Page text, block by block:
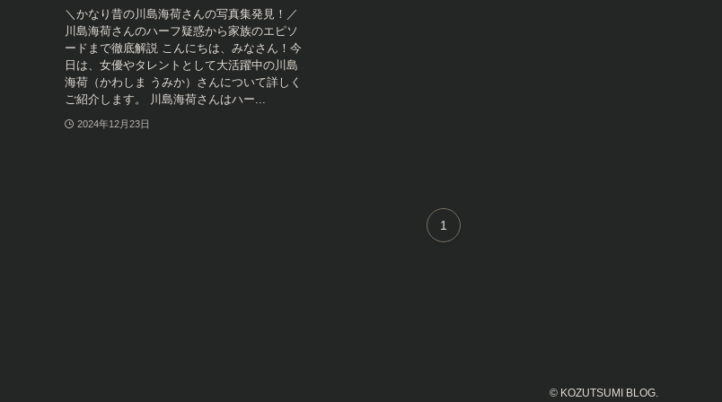
＼かなり昔の川島海荷さんの写真集発見！／
川島海荷さんのハーフ疑惑から家族のエピソ
ードまで徹底解説 こんにちは、みなさん！今
日は、女優やタレントとして大活躍中の川島
海荷（かわしま うみか）さんについて詳しく
ご紹介します。 川島海荷さんはハー...
2024年12月23日
1
©KOZUTSUMI BLOG.